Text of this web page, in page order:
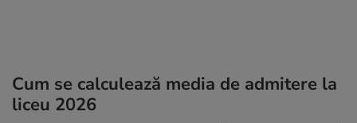
Cum se calculează media de admitere la
liceu 2026